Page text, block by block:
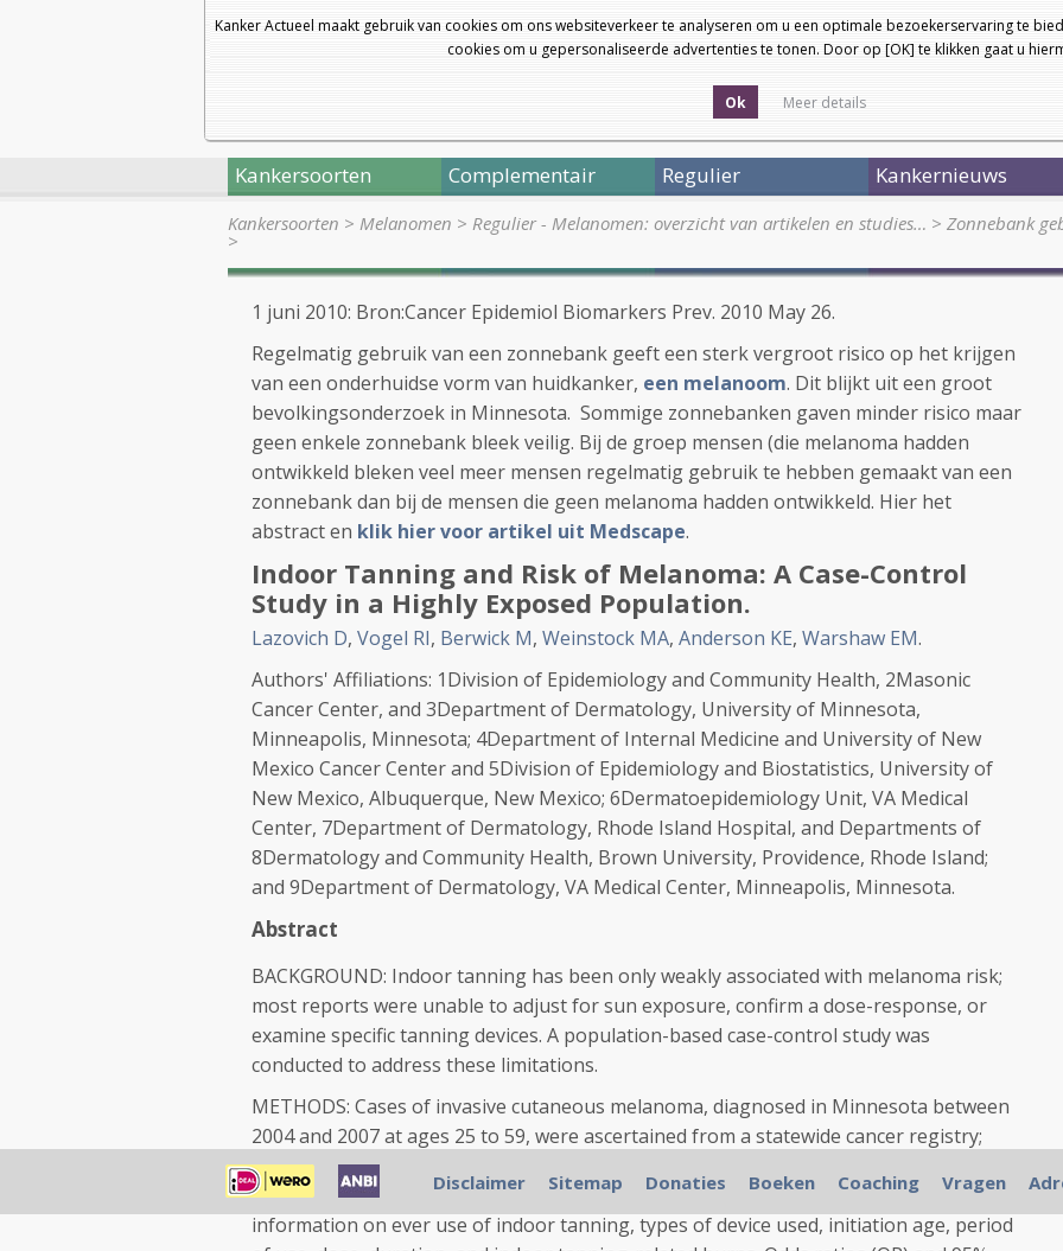
Kanker Actueel maakt gebruik van cookies om ons websiteverkeer te analyseren om u een optimale bezoekerservaring te
cookies om u gepersonaliseerde advertenties te tonen. Door op [OK] te klikken gaat u
Ok Meer details
Kankersoorten Complementair Regulier Kankernieuws
Kankersoorten > Melanomen > Regulier - Melanomen: overzicht van artikelen en studies… > Zonnebank
>
1 juni 2010: Bron:Cancer Epidemiol Biomarkers Prev. 2010 May 26.
Regelmatig gebruik van een zonnebank geeft een sterk vergroot risico op het krijgen
van een onderhuidse vorm van huidkanker, een melanoom. Dit blijkt uit een groot
bevolkingsonderzoek in Minnesota. Sommige zonnebanken gaven minder risico maar
geen enkele zonnebank bleek veilig. Bij de groep mensen (die melanoma hadden
ontwikkeld bleken veel meer mensen regelmatig gebruik te hebben gemaakt van een
zonnebank dan bij de mensen die geen melanoma hadden ontwikkeld. Hier het
abstract en klik hier voor artikel uit Medscape.
Indoor Tanning and Risk of Melanoma: A Case-Control
Study in a Highly Exposed Population.
Lazovich D, Vogel RI, Berwick M, Weinstock MA, Anderson KE, Warshaw EM.
Authors' Affiliations: 1Division of Epidemiology and Community Health, 2Masonic
Cancer Center, and 3Department of Dermatology, University of Minnesota,
Minneapolis, Minnesota; 4Department of Internal Medicine and University of New
Mexico Cancer Center and 5Division of Epidemiology and Biostatistics, University of
New Mexico, Albuquerque, New Mexico; 6Dermatoepidemiology Unit, VA Medical
Center, 7Department of Dermatology, Rhode Island Hospital, and Departments of
8Dermatology and Community Health, Brown University, Providence, Rhode Island;
and 9Department of Dermatology, VA Medical Center, Minneapolis, Minnesota.
Abstract
BACKGROUND: Indoor tanning has been only weakly associated with melanoma risk;
most reports were unable to adjust for sun exposure, confirm a dose-response, or
examine specific tanning devices. A population-based case-control study was
conducted to address these limitations.
METHODS: Cases of invasive cutaneous melanoma, diagnosed in Minnesota between
2004 and 2007 at ages 25 to 59, were ascertained from a statewide cancer registry;
age-matched and gender-matched controls were randomly selected from state driver's
license lists. Self-administered questionnaires and telephone interviews included
information on ever use of indoor tanning, types of device used, initiation age, period
Disclaimer Sitemap Donaties Boeken Coaching Vragen